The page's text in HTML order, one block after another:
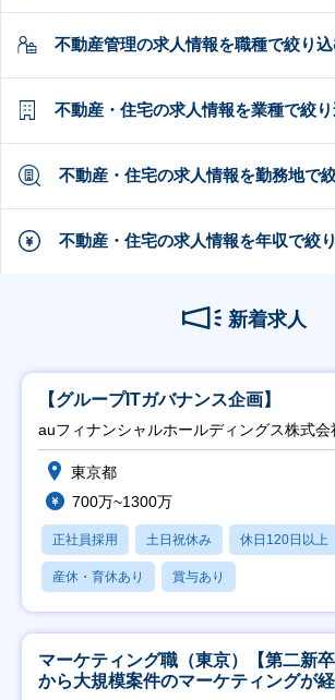
不動産管理の求人情報を職種で絞り
不動産・住宅の求人情報を業種で絞
不動産・住宅の求人情報を勤務地で
不動産・住宅の求人情報を年収で絞
新着求人
【グループITガバナンス企画】
auフィナンシャルホールディングス株式会
東京都
700万~1300万
正社員採用 土日祝休み 休日120日以上
産休・育休あり 賞与あり
マーケティング職（東京）【第二新
から大規模案件のマーケティングが